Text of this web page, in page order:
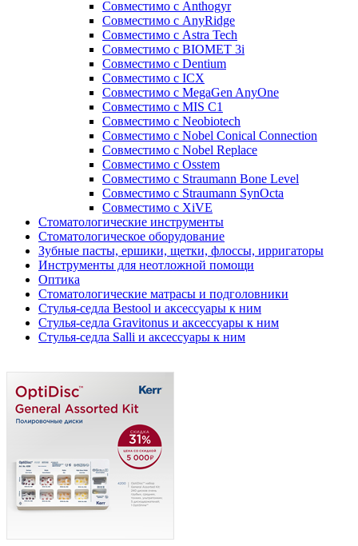
Совместимо с Anthogyr
Совместимо с AnyRidge
Совместимо с Astra Tech
Совместимо с BIOMET 3i
Совместимо с Dentium
Совместимо с ICX
Совместимо с MegaGen AnyOne
Совместимо с MIS С1
Совместимо с Neobiotech
Совместимо с Nobel Conical Connection
Совместимо с Nobel Replace
Совместимо с Osstem
Совместимо с Straumann Bone Level
Совместимо с Straumann SynOcta
Совместимо с XiVE
Стоматологические инструменты
Стоматологическое оборудование
Зубные пасты, ершики, щетки, флоссы, ирригаторы
Инструменты для неотложной помощи
Оптика
Стоматологические матрасы и подголовники
Стулья-седла Bestool и аксессуары к ним
Стулья-седла Gravitonus и аксессуары к ним
Стулья-седла Salli и аксессуары к ним